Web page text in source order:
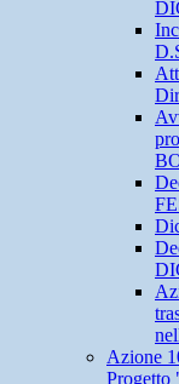
Azione
Progetto